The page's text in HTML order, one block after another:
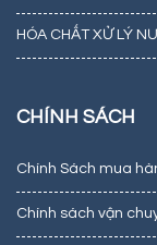
HÓA CHẤT XỬ LÝ
CHÍNH SÁCH
Chính Sách mua
Chính sách vận